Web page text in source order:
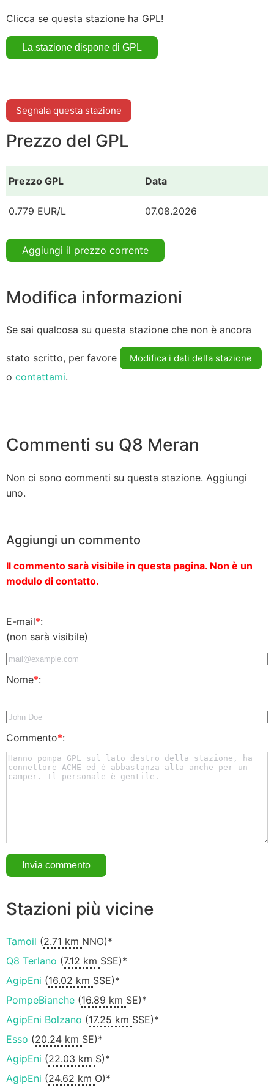
Clicca se questa stazione ha GPL!
Segnala questa stazione
Prezzo del GPL
Prezzo GPL Data
0.779 EUR/L 07.08.2026
Aggiungi il prezzo corrente
Modifica informazioni
Se sai qualcosa su questa stazione che non è ancora
stato scritto, per favore Modifica i dati della stazione
o contattami.
Commenti su Q8 Meran
Non ci sono commenti su questa stazione. Aggiungi
uno.
Aggiungi un commento
Il commento sarà visibile in questa pagina. Non è un
modulo di contatto.
E-mail*:
(non sarà visibile)
Nome*:
Commento*:
Stazioni più vicine
Tamoil (2.71 km NNO)*
Q8 Terlano (7.12 km SSE)*
AgipEni (16.02 km SSE)*
PompeBianche (16.89 km SE)*
AgipEni Bolzano (17.25 km SSE)*
Esso (20.24 km SE)*
AgipEni (22.03 km S)*
AgipEni (24.62 km O)*